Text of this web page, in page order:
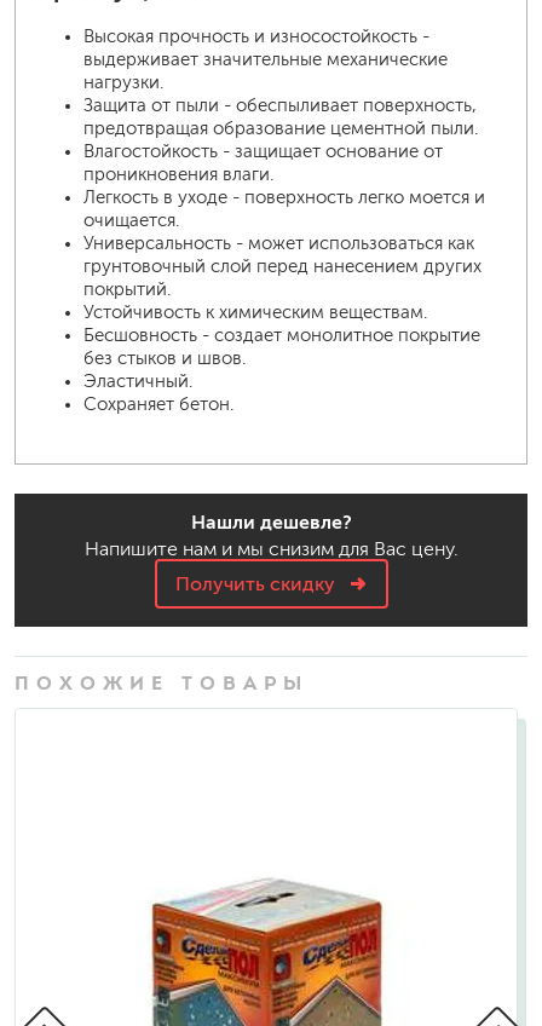
Высокая прочность и износостойкость -
выдерживает значительные механические
нагрузки.
Защита от пыли - обеспыливает поверхность,
предотвращая образование цементной пыли.
Влагостойкость - защищает основание от
проникновения влаги.
Легкость в уходе - поверхность легко моется и
очищается.
Универсальность - может использоваться как
грунтовочный слой перед нанесением других
покрытий.
Устойчивость к химическим веществам.
Бесшовность - создает монолитное покрытие
без стыков и швов.
Эластичный.
Сохраняет бетон.
Нашли дешевле?
Напишите нам и мы снизим для Вас цену.
Получить скидку
ПОХОЖИЕ ТОВАРЫ